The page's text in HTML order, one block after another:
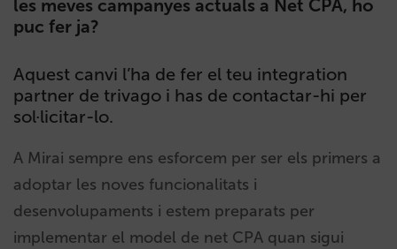
les meves campanyes actuals a Net CPA, ho
puc fer ja?
Aquest canvi l’ha de fer el teu integration
partner de trivago i has de contactar-hi per
sol·licitar-lo.
A Mirai sempre ens esforcem per ser els primers a
adoptar les noves funcionalitats i
desenvolupaments i estem preparats per
implementar el model de net CPA quan sigui